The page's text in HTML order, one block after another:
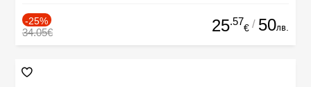
-25%
34.05€ 25.57
€ / 50лв.